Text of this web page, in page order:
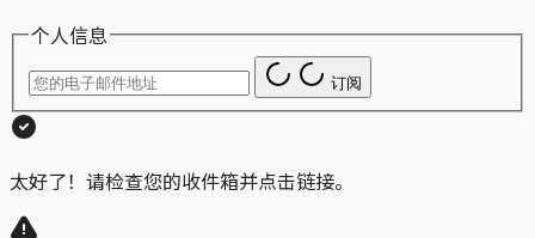
个人信息
订阅
太好了！请检查您的收件箱并点击链接。